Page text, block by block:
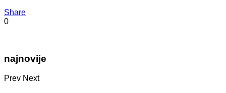
Share
0
najnovije
Prev Next